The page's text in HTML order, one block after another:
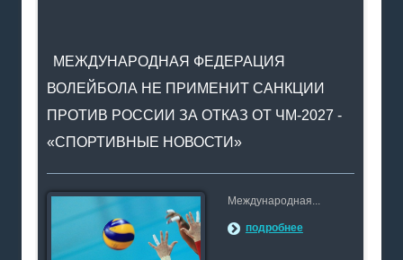
МЕЖДУНАРОДНАЯ ФЕДЕРАЦИЯ
ВОЛЕЙБОЛА НЕ ПРИМЕНИТ САНКЦИИ
ПРОТИВ РОССИИ ЗА ОТКАЗ ОТ ЧМ-2027 -
«СПОРТИВНЫЕ НОВОСТИ»
Международная...
подробнее